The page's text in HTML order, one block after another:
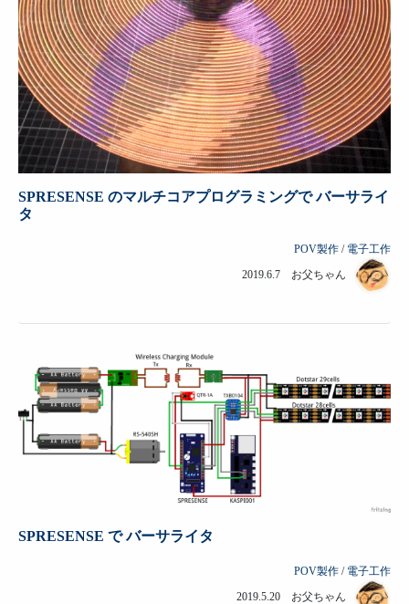
SPRESENSE のマルチコアプログラミングで バーサライ
タ
POV製作 / 電子工作
2019.6.7 お父ちゃん
SPRESENSE で バーサライタ
POV製作 / 電子工作
2019.5.20 お父ちゃん